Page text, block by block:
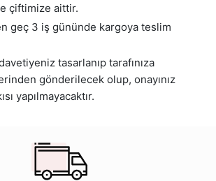
çiftimize aittir.
geç 3 iş gününde kargoya teslim
tasarlanıp tarafınıza
gönderilecek olup, onayınız
yapılmayacaktır.